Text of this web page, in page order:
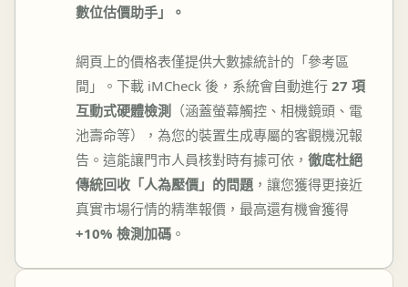
數位估價助手」。
網頁上的價格表僅提供大數據統計的「參考區
間」。下載 iMCheck 後，系統會自動進行 27 項
互動式硬體檢測 （涵蓋螢幕觸控、相機鏡頭、電
池壽命等），為您的裝置生成專屬的客觀機況報
告。這能讓門市人員核對時有據可依， 徹底杜絕
傳統回收「人為壓價」的問題 ，讓您獲得更接近
真實市場行情的精準報價，最高還有機會獲得
+10% 檢測加碼 。